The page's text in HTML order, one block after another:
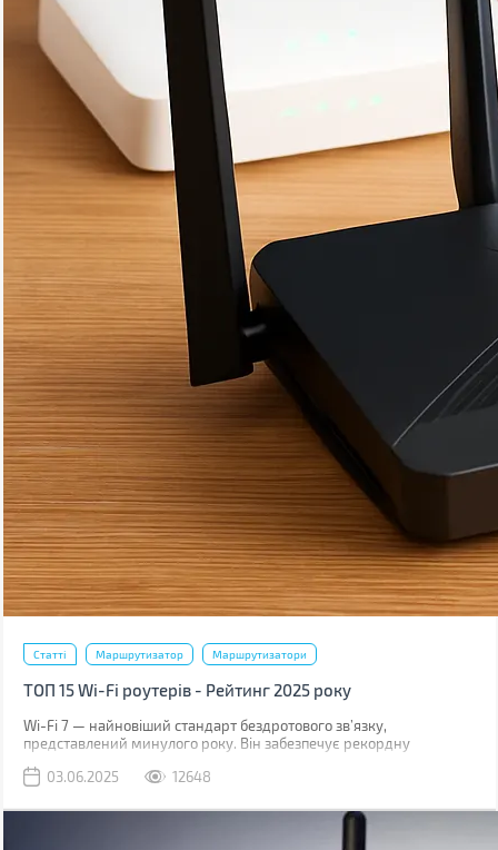
Статті Маршрутизатор Маршрутизатори
ТОП 15 Wi-Fi роутерів - Рейтинг 2025 року
Wi-Fi 7 — найновіший стандарт бездротового зв’язку,
представлений минулого року. Він забезпечує рекордну
затримки. Втім, щоб повністю розкрити потенціал цієї технології,
порти, що робить такі маршрутизатори дорогими й не завжди
03.06.2025 12648